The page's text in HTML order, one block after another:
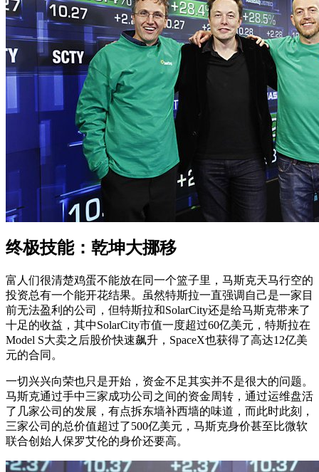
终极技能：乾坤大挪移
富人们很清楚鸡蛋不能放在同一个篮子里，马斯克天马行空的
投资总有一个能开花结果。虽然特斯拉一直强调自己是一家目
前无法盈利的公司，但特斯拉和SolarCity还是给马斯克带来了
十足的收益，其中SolarCity市值一度超过60亿美元，特斯拉在
Model S大卖之后股价快速飙升，SpaceX也获得了高达12亿美
元的合同。
一切兴兴向荣也只是开始，资金不足其实并不是很大的问题。
马斯克通过手中三家成功公司之间的资金周转，通过运维盘活
了几家公司的发展，有点拆东墙补西墙的味道，而此时此刻，
三家公司的总价值超过了500亿美元，马斯克身价甚至比微软
联合创始人保罗艾伦的身价还要高。